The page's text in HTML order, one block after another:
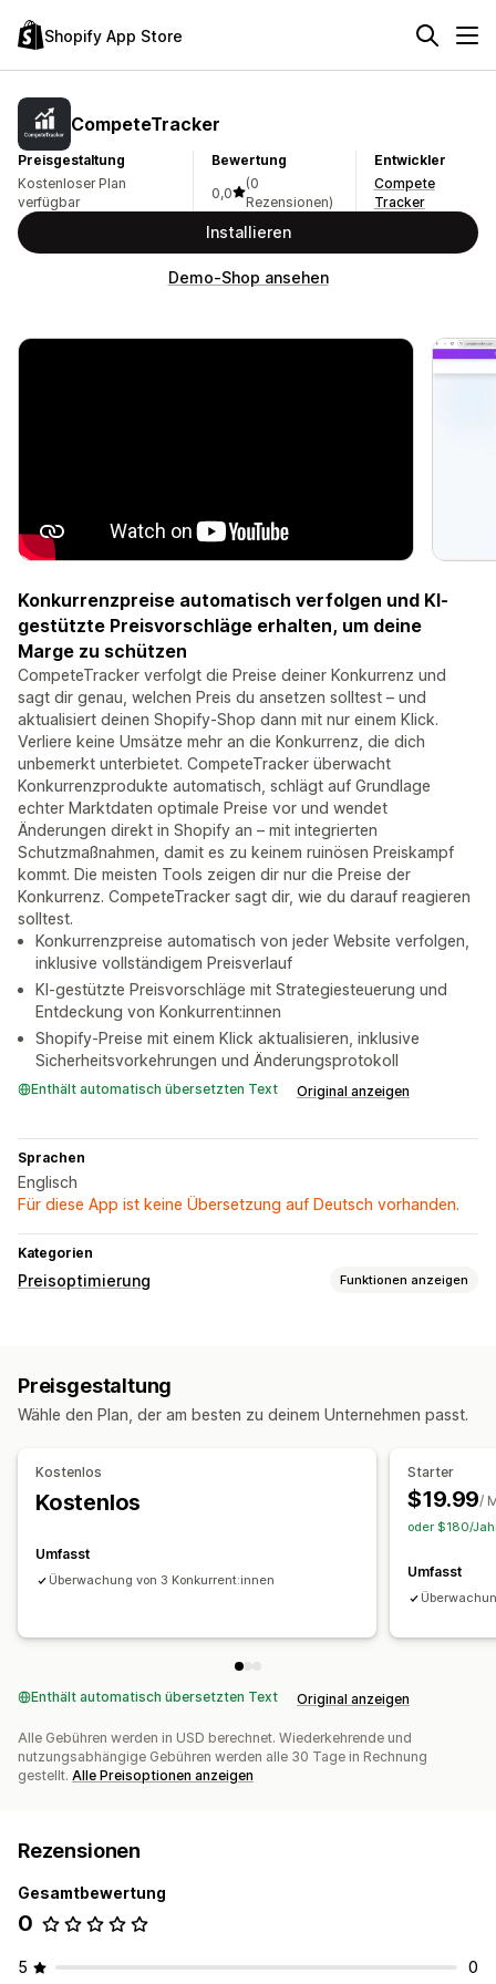
Shopify App Store
CompeteTracker
Preisgestaltung
Kostenloser Plan
verfügbar
Bewertung
0,0
(0
Rezensionen)
Entwickler
Compete
Tracker
Installieren
Demo-Shop ansehen
Konkurrenzpreise automatisch verfolgen und KI-
gestützte Preisvorschläge erhalten, um deine
Marge zu schützen
CompeteTracker verfolgt die Preise deiner Konkurrenz und
sagt dir genau, welchen Preis du ansetzen solltest – und
aktualisiert deinen Shopify-Shop dann mit nur einem Klick.
Verliere keine Umsätze mehr an die Konkurrenz, die dich
unbemerkt unterbietet. CompeteTracker überwacht
Konkurrenzprodukte automatisch, schlägt auf Grundlage
echter Marktdaten optimale Preise vor und wendet
Änderungen direkt in Shopify an – mit integrierten
Schutzmaßnahmen, damit es zu keinem ruinösen Preiskampf
kommt. Die meisten Tools zeigen dir nur die Preise der
Konkurrenz. CompeteTracker sagt dir, wie du darauf reagieren
solltest.
Konkurrenzpreise automatisch von jeder Website verfolgen,
inklusive vollständigem Preisverlauf
KI-gestützte Preisvorschläge mit Strategiesteuerung und
Entdeckung von Konkurrent:innen
Shopify-Preise mit einem Klick aktualisieren, inklusive
Sicherheitsvorkehrungen und Änderungsprotokoll
Enthält automatisch übersetzten Text Original anzeigen
Sprachen
Englisch
Für diese App ist keine Übersetzung auf Deutsch vorhanden.
Kategorien
Preisoptimierung Funktionen anzeigen
Überwachung
Preisgestaltung
Wähle den Plan, der am besten zu deinem Unternehmen passt.
Kostenlos
Kostenlos
Umfasst
Überwachung von 3 Konkurrent:innen
Starter
$19.99/
oder $180/
Umfasst
Enthält automatisch übersetzten Text Original anzeigen
Alle Gebühren werden in USD berechnet. Wiederkehrende und
nutzungsabhängige Gebühren werden alle 30 Tage in Rechnung
gestellt. Alle Preisoptionen anzeigen
Rezensionen
Gesamtbewertung
0
5 0